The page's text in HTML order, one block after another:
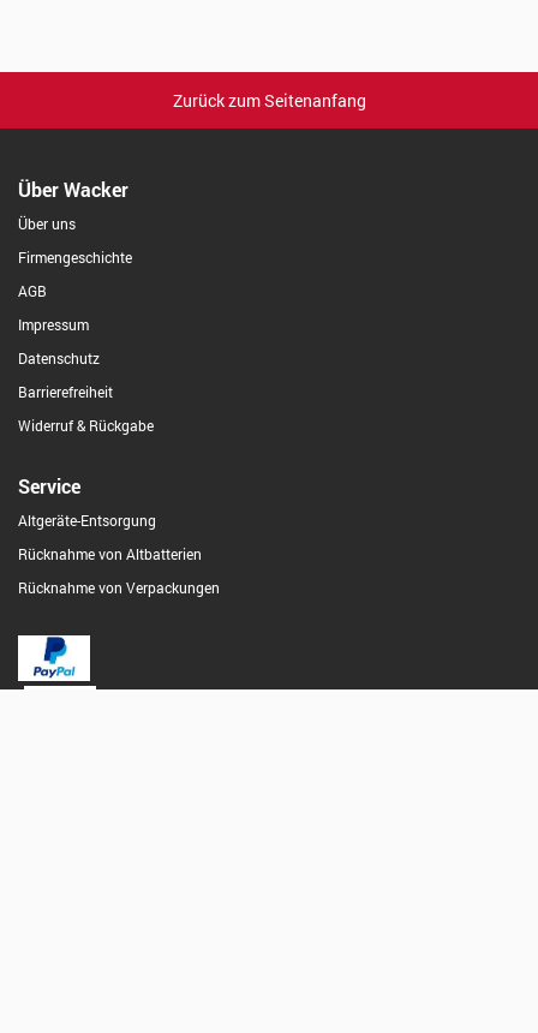
Zurück zum Seitenanfang
Über Wacker
Über uns
Firmengeschichte
AGB
Impressum
Datenschutz
Barrierefreiheit
Widerruf & Rückgabe
Service
Altgeräte-Entsorgung
Rücknahme von Altbatterien
Rücknahme von Verpackungen